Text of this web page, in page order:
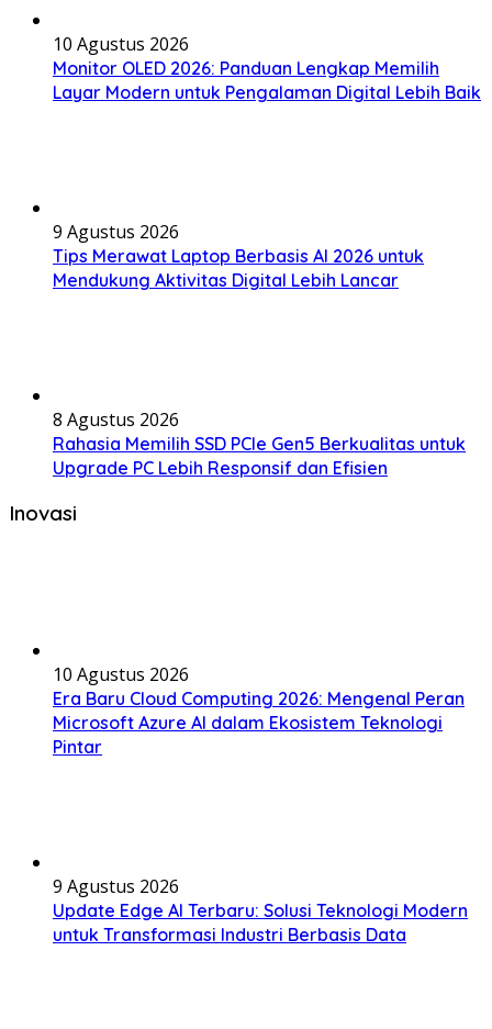
10 Agustus 2026
Monitor OLED 2026: Panduan Lengkap Memilih
Layar Modern untuk Pengalaman Digital Lebih Baik
9 Agustus 2026
Tips Merawat Laptop Berbasis AI 2026 untuk
Mendukung Aktivitas Digital Lebih Lancar
8 Agustus 2026
Rahasia Memilih SSD PCIe Gen5 Berkualitas untuk
Upgrade PC Lebih Responsif dan Efisien
Inovasi
10 Agustus 2026
Era Baru Cloud Computing 2026: Mengenal Peran
Microsoft Azure AI dalam Ekosistem Teknologi
Pintar
9 Agustus 2026
Update Edge AI Terbaru: Solusi Teknologi Modern
untuk Transformasi Industri Berbasis Data